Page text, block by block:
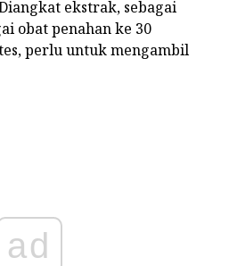
ekstrak, sebagai
obat penahan ke 30
perlu untuk mengambil
ad